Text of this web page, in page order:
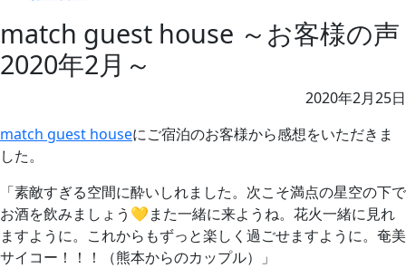
match guest house ～お客様の声
2020年2月～
2020年2月25日
match guest houseにご宿泊のお客様から感想をいただきま
した。
「素敵すぎる空間に酔いしれました。次こそ満点の星空の下で
お酒を飲みましょう💛また一緒に来ようね。花火一緒に見れ
ますように。これからもずっと楽しく過ごせますように。奄美
サイコー！！！（熊本からのカップル）」